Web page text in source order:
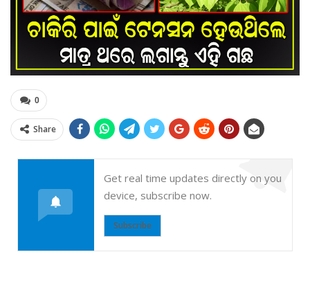
0
Share
Get real time updates directly on you
device, subscribe now.
Subscribe